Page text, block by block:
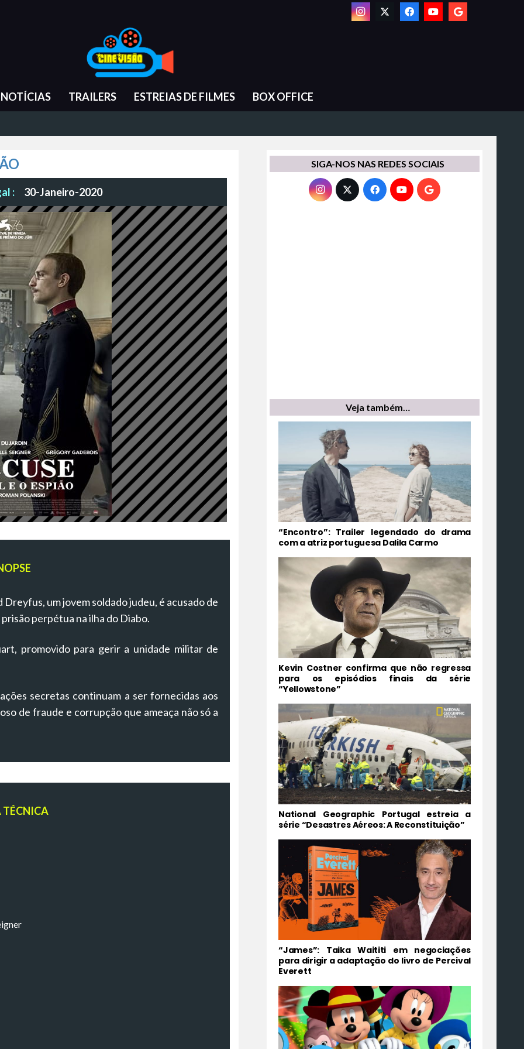
NOTÍCIAS TRAILERS ESTREIAS DE FILMES BOX OFFICE
: 30-Janeiro-2020
um jovem soldado judeu, é acusado de
perpétua na ilha do Diabo.
promovido para gerir a unidade militar de
secretas continuam a ser fornecidas aos
de fraude e corrupção que ameaça não só a
TÉCNICA
SIGA-NOS NAS REDES SOCIAIS
Veja também…
“Encontro”: Trailer legendado do drama
com a atriz portuguesa Dalila Carmo
Kevin Costner confirma que não regressa
para os episódios finais da série
“Yellowstone”
National Geographic Portugal estreia a
série “Desastres Aéreos: A Reconstituição”
“James”: Taika Waititi em negociações
para dirigir a adaptação do livro de Percival
Everett